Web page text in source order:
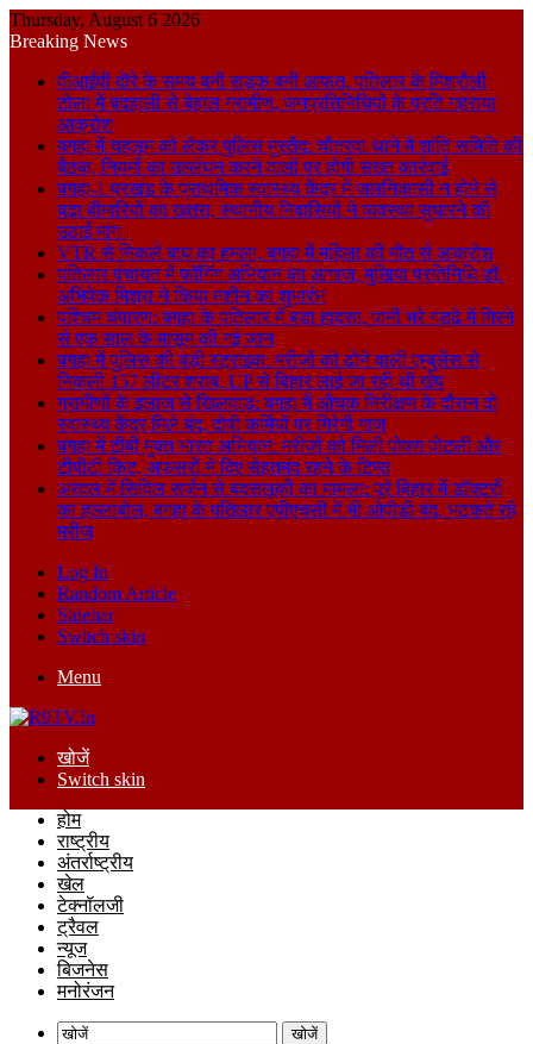
Thursday, August 6 2026
Breaking News
वीआईपी दौरे के समय बनी सड़क बनी आफत, पतिलार के मिश्रौली
टोला में बदहाली से बेहाल ग्रामीण, जनप्रतिनिधियों के प्रति गहराया
आक्रोश
बगहा में चहलूम को लेकर पुलिस मुस्तैद: चौतरवा थाने में शांति समिति की
बैठक, नियमों का उल्लंघन करने वालों पर होगी सख्त कार्रवाई
बगहा-1 प्रखंड के प्राथमिक स्वास्थ्य केंद्र में जलनिकासी न होने से
बढ़ा बीमारियों का खतरा, स्थानीय निवासियों ने व्यवस्था सुधारने की
उठाई मांग।
VTR से निकले बाघ का हमला, बगहा में महिला की मौत से आक्रोश
पतिलार पंचायत में फॉगिंग अभियान का आगाज, मुखिया प्रतिनिधि डॉ.
अभिषेक मिश्रा ने किया मशीन का शुभारंभ
पश्चिम चंपारण: बगहा के पतिलार में बड़ा हादसा, पानी भरे गड्ढे में गिरने
से एक साल के मासूम की गई जान
बगहा में पुलिस की बड़ी स्ट्राइक: मरीजों को ढोने वाली एम्बुलेंस से
निकली 157 लीटर शराब, UP से बिहार लाई जा रही थी खेप
ग्रामीणों के इलाज से खिलवाड़: बगहा में औचक निरीक्षण के दौरान दो
स्वास्थ्य केंद्र मिले बंद, दोषी कर्मियों पर गिरेगी गाज
बगहा में टीबी मुक्त भारत अभियान: मरीजों को मिली पोषण पोटली और
टीपीटी किट, अफसरों ने दिए सेहतमंद रहने के टिप्स
अरवल में सिविल सर्जन से बदसलूकी का मामला: पूरे बिहार में डॉक्टरों
का हल्लाबोल, बगहा के पतिलार एपीएचसी में भी ओपीडी बंद, भटकते रहे
मरीज
Log In
Random Article
Sidebar
Switch skin
Menu
खोजें
Switch skin
होम
राष्ट्रीय
अंतर्राष्ट्रीय
खेल
टेक्नॉलजी
ट्रैवल
न्यूज
बिजनेस
मनोरंजन
खोजें